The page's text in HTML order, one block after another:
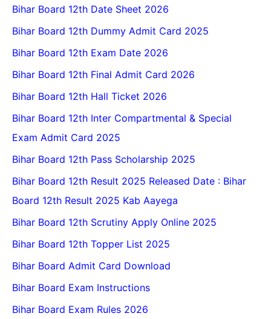
Bihar Board 12th Date Sheet 2026
Bihar Board 12th Dummy Admit Card 2025
Bihar Board 12th Exam Date 2026
Bihar Board 12th Final Admit Card 2026
Bihar Board 12th Hall Ticket 2026
Bihar Board 12th Inter Compartmental & Special
Exam Admit Card 2025
Bihar Board 12th Pass Scholarship 2025
Bihar Board 12th Result 2025 Released Date : Bihar
Board 12th Result 2025 Kab Aayega
Bihar Board 12th Scrutiny Apply Online 2025
Bihar Board 12th Topper List 2025
Bihar Board Admit Card Download
Bihar Board Exam Instructions
Bihar Board Exam Rules 2026